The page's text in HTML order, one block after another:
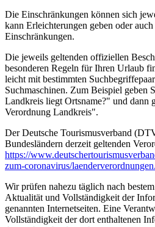
Die Einschränkungen können sich
kann Erleichterungen geben oder
Einschränkungen.
Die jeweils geltenden offiziellen
besonderen Regeln für Ihren Urlaub
leicht mit bestimmten
Suchmaschinen. Zum Beispiel geben
Landkreis liegt Ortsname?" und dann
Verordnung Landkreis".
Der Deutsche Tourismusverband
Bundesländern derzeit geltenden
https://
zum-coronavirus/­
Wir prüfen nahezu täglich nach
Aktualität und Vollständigkeit der
genannten Internetseiten. Eine
Vollständigkeit der dort enthaltenen